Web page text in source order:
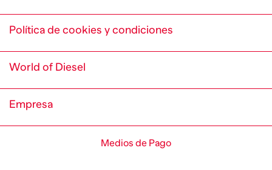
Política de cookies y condiciones
World of Diesel
Empresa
Medios de Pago